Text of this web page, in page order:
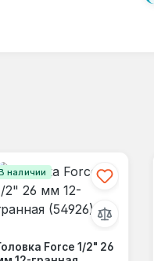
наличии
Force 1/2" 26